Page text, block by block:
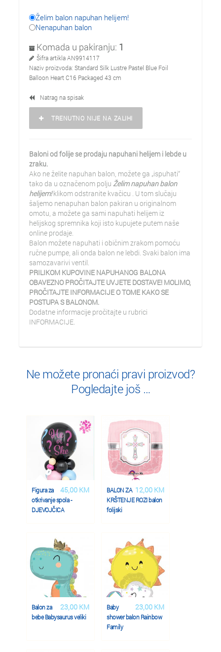
Želim balon napuhan helijem!
Nenapuhan balon
Komada u pakiranju: 1
Šifra artiklaAN9914117
Naziv proizvoda: Standard Silk Lustre Pastel Blue Foil
Balloon Heart C16 Packaged 43 cm
Natrag na spisak
TRENUTNO NIJE NA ZALIHI
Baloni od folije se prodaju napuhani helijem i lebde u
zraku.
Ako ne želite napuhan balon, možete ga „ispuhati“
tako da u označenom polju Želim napuhan balon
helijem!klikom odstranite kvačicu . U tom slučaju
šaljemo nenapuhan balon pakiran u originalnom
omotu, a možete ga sami napuhati helijem iz
helijskog spremnika koji isto kupujete putem naše
online prodaje.
Balon možete napuhati i običnim zrakom pomoću
ručne pumpe, ali onda balon ne lebdi. Svaki balon ima
samozavarivi ventil.
PRILIKOM KUPOVINE NAPUHANOG BALONA
OBAVEZNO PROČITAJTE UVJETE DOSTAVE! MOLIMO,
PROČITAJTE INFORMACIJE O TOME KAKO SE
POSTUPA S BALONOM.
Dodatne informacije pročitajte u rubrici
INFORMACIJE.
Ne možete pronaći pravi proizvod?
Pogledajte još …
45,00 KM
Figura za
otkrivanje spola -
DJEVOJČICA
12,00 KM
BALON ZA
KRŠTENJE ROZI balon
folijski
23,00 KM
Balon za
bebe Babysaurus veliki
23,00 KM
Baby
shower balon Rainbow
Family